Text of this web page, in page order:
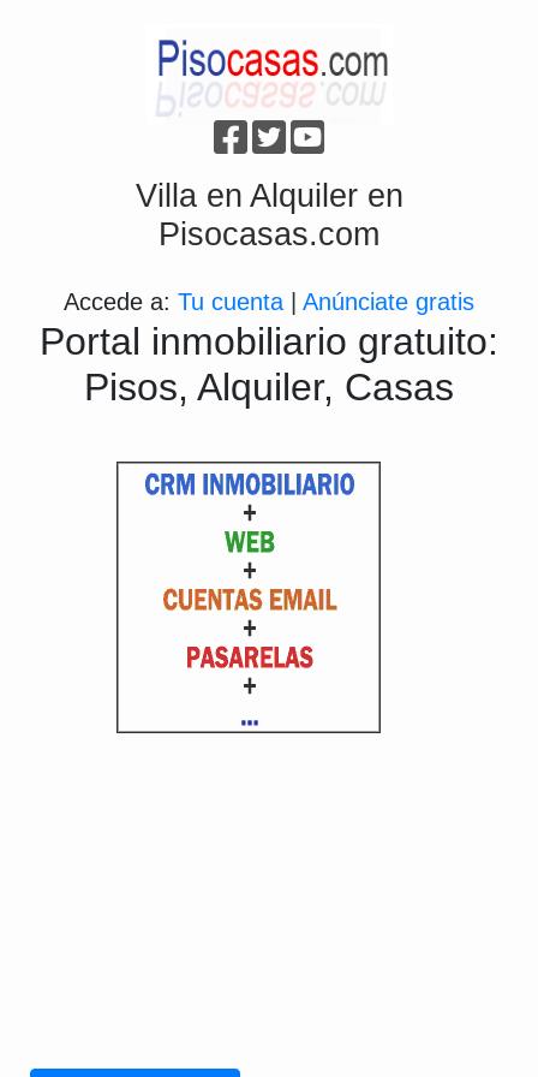
Villa en Alquiler en
Pisocasas.com
Accede a: Tu cuenta Anúnciate gratis
Portal inmobiliario gratuito:
Pisos, Alquiler, Casas